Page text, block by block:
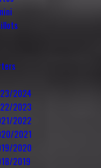
2024
2023
2022
2021
2020
2019